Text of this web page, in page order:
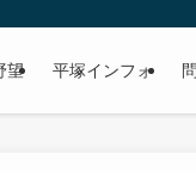
望 平塚インフォ